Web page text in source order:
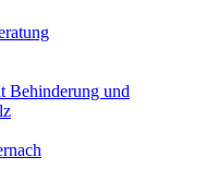
Behinderung und